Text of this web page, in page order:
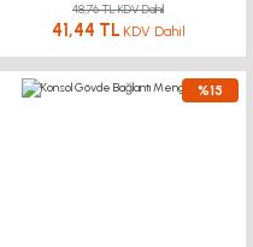
48,76 TL KDV Dahil
41,44 TL KDV Dahil
%15